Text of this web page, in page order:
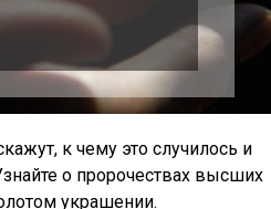
к чему это случилось и
о пророчествах высших
украшении.